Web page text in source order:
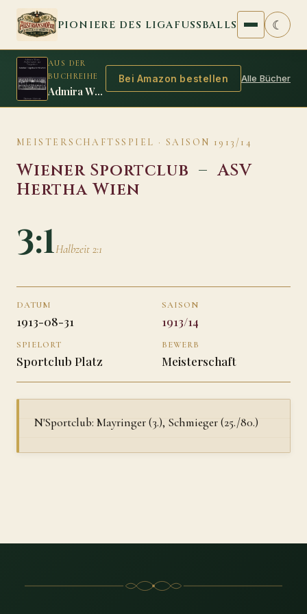
Zum Inhalt springen
PIONIERE DES LIGAFUSSBALLS ☾
AUS DER
BUCHREIHE
Admira Wien: Außenseiter auf Siegeskurs
Bei Amazon bestellen Alle Bücher
MEISTERSCHAFTSSPIEL · SAISON 1913/14
Wiener Sportclub –ASV
Hertha Wien
3:1Halbzeit 2:1
DATUM
1913-08-31
SAISON
1913/14
SPIELORT
Sportclub Platz
BEWERB
Meisterschaft
N'Sportclub: Mayringer (3.), Schmieger (25./80.)